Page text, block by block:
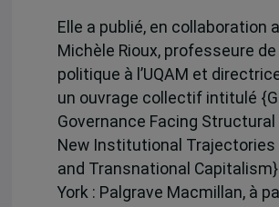
Elle a publié, en collaboration
Michèle Rioux, professeure
politique à l’UQAM et
un ouvrage collectif intitulé
Governance Facing Structural
New Institutional Trajectories
and Transnational
York : Palgrave Macmillan, à